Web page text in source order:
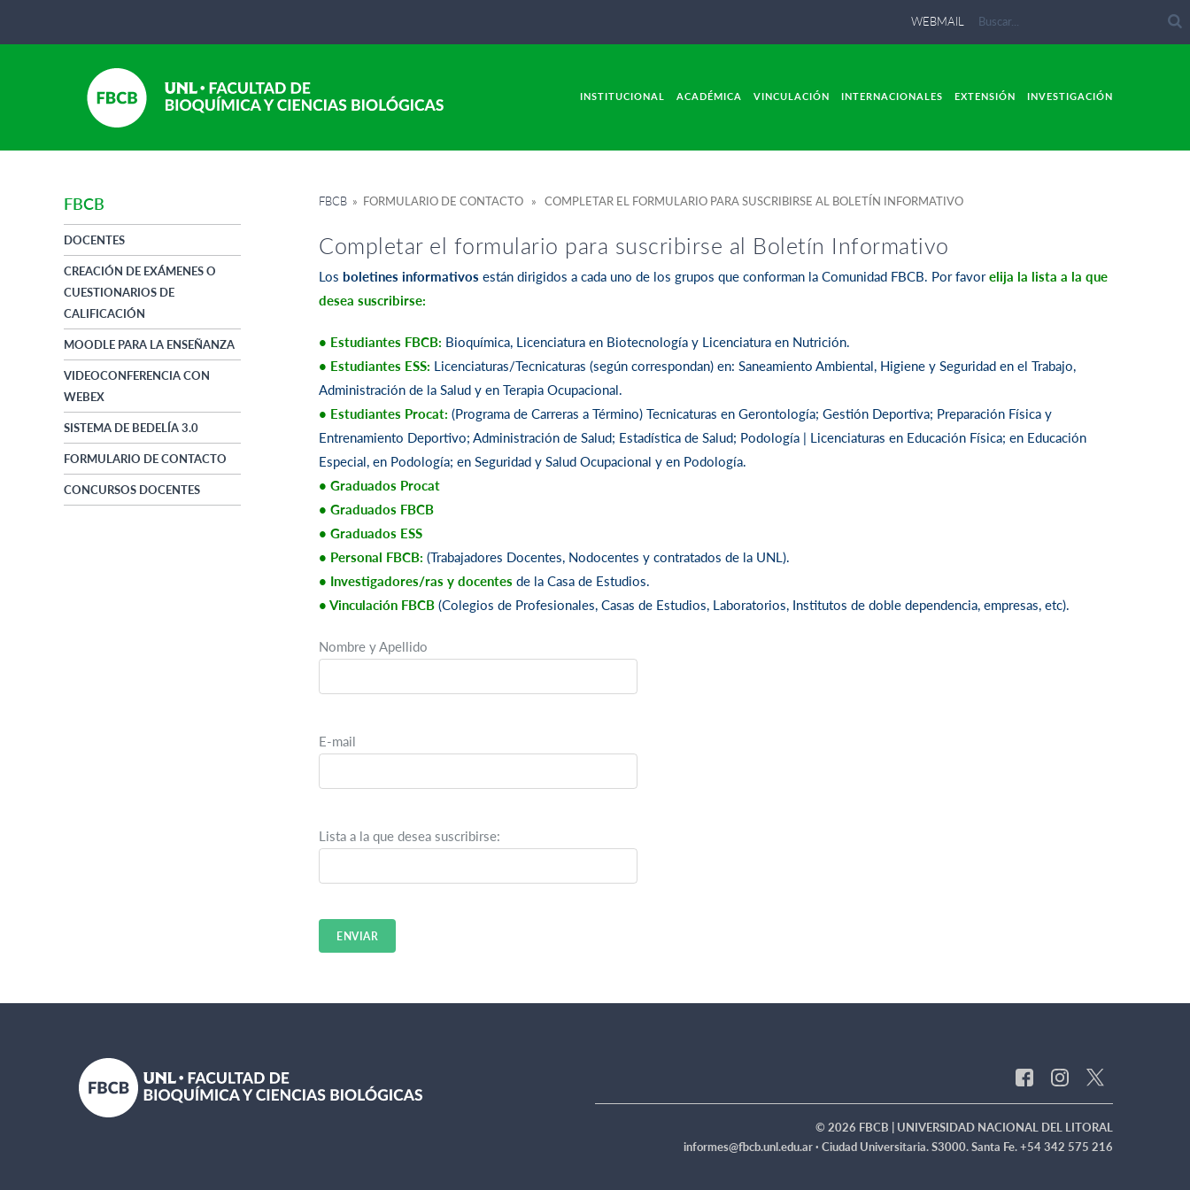
WEBMAIL
INSTITUCIONAL ACADÉMICA VINCULACIÓN INTERNACIONALES EXTENSIÓN INVESTIGACIÓN
FBCB
DOCENTES
CREACIÓN DE EXÁMENES O
CUESTIONARIOS DE
CALIFICACIÓN
MOODLE PARA LA ENSEÑANZA
VIDEOCONFERENCIA CON
WEBEX
SISTEMA DE BEDELÍA 3.0
FORMULARIO DE CONTACTO
CONCURSOS DOCENTES
FBCB » FORMULARIO DE CONTACTO » COMPLETAR EL FORMULARIO PARA SUSCRIBIRSE AL BOLETÍN INFORMATIVO
Completar el formulario para suscribirse al Boletín Informativo
Los boletines informativos están dirigidos a cada uno de los grupos que conforman la Comunidad FBCB. Por favorelija la lista a la que
desea suscribirse:
• Estudiantes FBCB: Bioquímica, Licenciatura en Biotecnología y Licenciatura en Nutrición.
• Estudiantes ESS: Licenciaturas/Tecnicaturas (según correspondan) en: Saneamiento Ambiental, Higiene y Seguridad en el Trabajo,
Administración de la Salud y en Terapia Ocupacional.
• Estudiantes Procat: (Programa de Carreras a Término) Tecnicaturas en Gerontología; Gestión Deportiva; Preparación Física y
Entrenamiento Deportivo; Administración de Salud; Estadística de Salud; Podología | Licenciaturas en Educación Física; en Educación
Especial, en Podología; en Seguridad y Salud Ocupacional y en Podología.
• Graduados Procat
• Graduados FBCB
• Graduados ESS
• Personal FBCB: (Trabajadores Docentes, Nodocentes y contratados de la UNL).
• Investigadores/ras y docentes de la Casa de Estudios.
• Vinculación FBCB (Colegios de Profesionales, Casas de Estudios, Laboratorios, Institutos de doble dependencia, empresas, etc).
Nombre y Apellido
E-mail
Lista a la que desea suscribirse:
© 2026 FBCB | UNIVERSIDAD NACIONAL DEL LITORAL
informes@fbcb.unl.edu.ar · Ciudad Universitaria. S3000. Santa Fe. +54 342 575 216